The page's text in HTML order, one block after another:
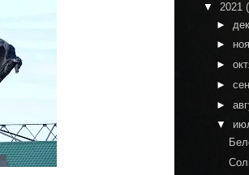
▼ 2021
►
►
►
►
►
▼